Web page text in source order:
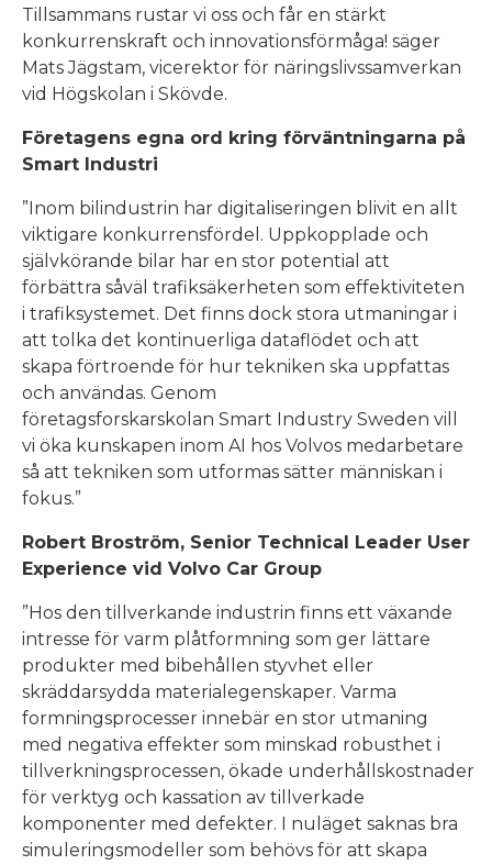
Tillsammans rustar vi oss och får en stärkt
konkurrenskraft och innovationsförmåga! säger
Mats Jägstam, vicerektor för näringslivssamverkan
vid Högskolan i Skövde.
Företagens egna ord kring förväntningarna på
Smart Industri
”Inom bilindustrin har digitaliseringen blivit en allt
viktigare konkurrensfördel. Uppkopplade och
självkörande bilar har en stor potential att
förbättra såväl trafiksäkerheten som effektiviteten
i trafiksystemet. Det finns dock stora utmaningar i
att tolka det kontinuerliga dataflödet och att
skapa förtroende för hur tekniken ska uppfattas
och användas. Genom
företagsforskarskolan Smart Industry Sweden vill
vi öka kunskapen inom AI hos Volvos medarbetare
så att tekniken som utformas sätter människan i
fokus.”
Robert Broström, Senior Technical Leader User
Experience vid Volvo Car Group
”Hos den tillverkande industrin finns ett växande
intresse för varm plåtformning som ger lättare
produkter med bibehållen styvhet eller
skräddarsydda materialegenskaper. Varma
formningsprocesser innebär en stor utmaning
med negativa effekter som minskad robusthet i
tillverkningsprocessen, ökade underhållskostnader
för verktyg och kassation av tillverkade
komponenter med defekter. I nuläget saknas bra
simuleringsmodeller som behövs för att skapa